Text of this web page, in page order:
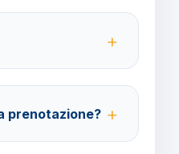
mediche e
o tramite il sito
prenotazione?